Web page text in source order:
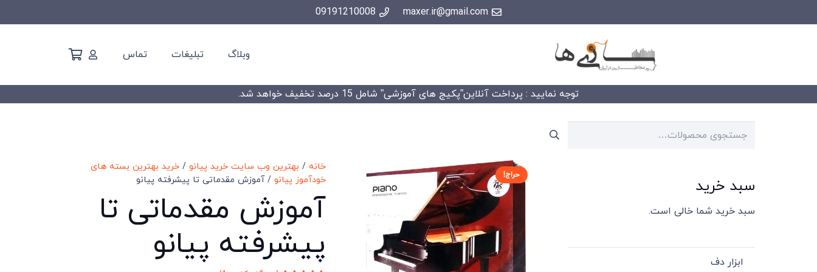
maxer.ir@gmail.com
09191210008
وبلاگ تبلیغات تماس
توجه نمایید : پرداخت آنلاین”پکیج های آموزشی” شامل 15 درصد تخفیف خواهد شد.
حراج!
خانه / بهترین وب سایت خرید پیانو/ خرید بهترین بسته های
خودآموز پیانو/ آموزش مقدماتی تا پیشرفته پیانو
آموزش مقدماتی تا
پیشرفته پیانو
جستجو
سبد خرید
سبد خرید شما خالی است.
ابزار دف